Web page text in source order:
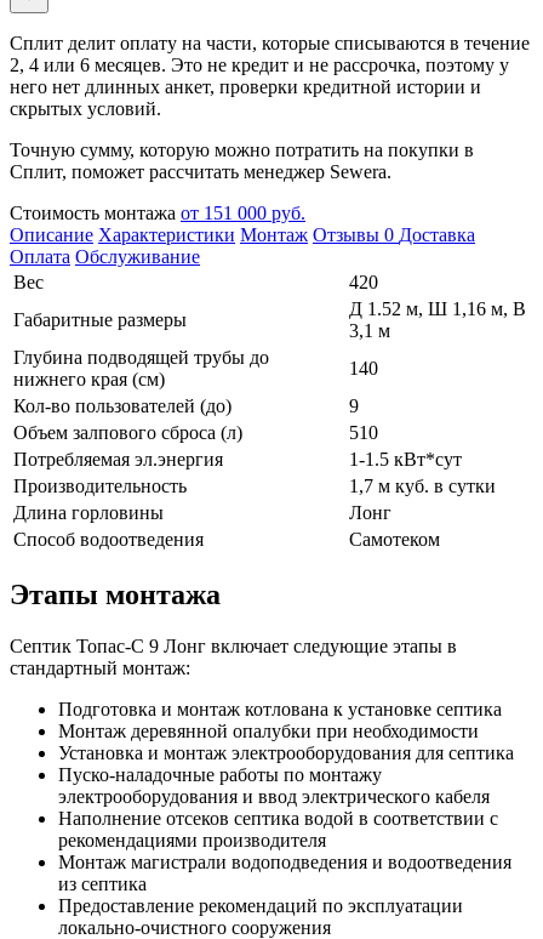
Сплит делит оплату на части, которые списываются в течение
2, 4 или 6 месяцев. Это не кредит и не рассрочка, поэтому у
него нет длинных анкет, проверки кредитной истории и
скрытых условий.
Точную сумму, которую можно потратить на покупки в
Сплит, поможет рассчитать менеджер Sewera.
Стоимость монтажа от 151 000 руб.
Описание Характеристики Монтаж Отзывы 0 Доставка
Оплата Обслуживание
Вес
420
Габаритные размеры
Д 1.52 м, Ш 1,16 м, В
3,1 м
Глубина подводящей трубы до
нижнего края (см)
140
Кол-во пользователей (до)
9
Объем залпового сброса (л)
510
Потребляемая эл.энергия
1-1.5 кВт*сут
Производительность
1,7 м куб. в сутки
Длина горловины
Лонг
Способ водоотведения
Самотеком
Этапы монтажа
Септик Топас-С 9 Лонг включает следующие этапы в
стандартный монтаж:
Подготовка и монтаж котлована к установке септика
Монтаж деревянной опалубки при необходимости
Установка и монтаж электрооборудования для септика
Пуско-наладочные работы по монтажу
электрооборудования и ввод электрического кабеля
Наполнение отсеков септика водой в соответствии с
рекомендациями производителя
Монтаж магистрали водоподведения и водоотведения
из септика
Предоставление рекомендаций по эксплуатации
локально-очистного сооружения